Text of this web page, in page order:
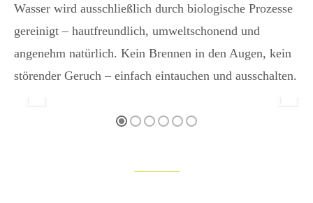
Wasser wird ausschließlich durch biologische Prozesse
gereinigt – hautfreundlich, umweltschonend und
angenehm natürlich. Kein Brennen in den Augen, kein
störender Geruch – einfach eintauchen und ausschalten.